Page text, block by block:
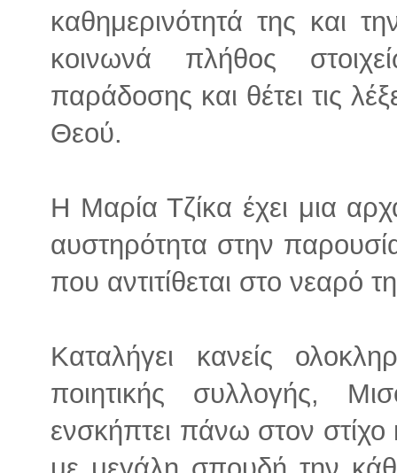
καθημερινότητά της και
κοινωνά πλήθος
παράδοσης και θέτει τις
Θεού.
Η Μαρία Τζίκα έχει μια
αυστηρότητα στην
που αντιτίθεται στο νεαρό
Καταλήγει κανείς
ποιητικής συλλογής,
ενσκήπτει πάνω στον στίχο